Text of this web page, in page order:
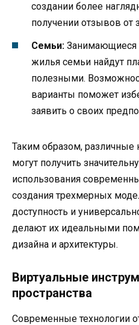
создании более
получении отзывов от
Семьи: Занимающиеся
жилья семьи найдут
полезными.
варианты поможет
заявить о своих
Таким образом, различные
могут получить
использования
создания трехмерных
доступность и
делают их идеальными
дизайна и архитектуры.
Виртуальные
пространства
Современные технологии